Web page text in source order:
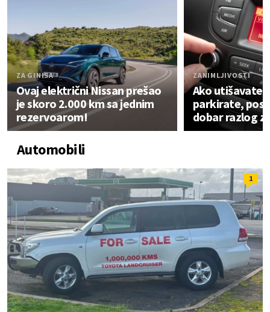
ZA GINISA
Ovaj električni Nissan prešao
je skoro 2.000 km sa jednim
rezervoarom!
ZANIMLJIVOSTI
Ako utišavate
parkirate,
dobar razlog
Automobili
1